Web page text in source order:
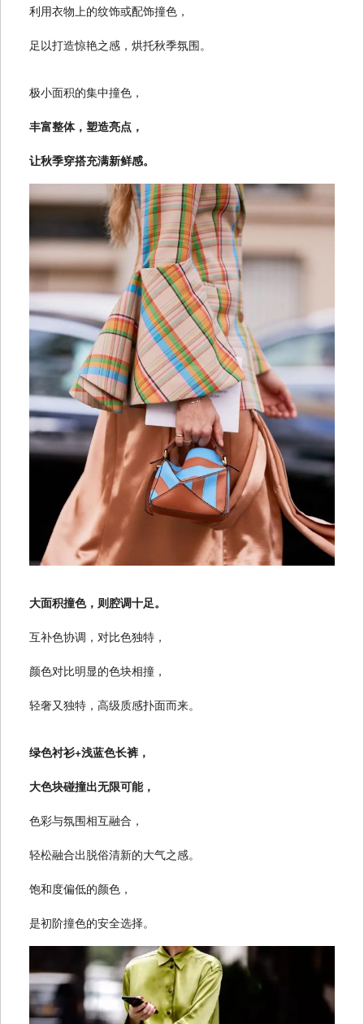
利用衣物上的纹饰或配饰撞色，
足以打造惊艳之感，烘托秋季氛围。
极小面积的集中撞色，
丰富整体，塑造亮点，
让秋季穿搭充满新鲜感。
大面积撞色，则腔调十足。
互补色协调，对比色独特，
颜色对比明显的色块相撞，
轻奢又独特，高级质感扑面而来。
绿色衬衫+浅蓝色长裤，
大色块碰撞出无限可能，
色彩与氛围相互融合，
轻松融合出脱俗清新的大气之感。
饱和度偏低的颜色，
是初阶撞色的安全选择。